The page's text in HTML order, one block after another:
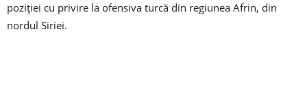
poziției cu privire la ofensiva turcă din regiunea Afrin, din
nordul Siriei.